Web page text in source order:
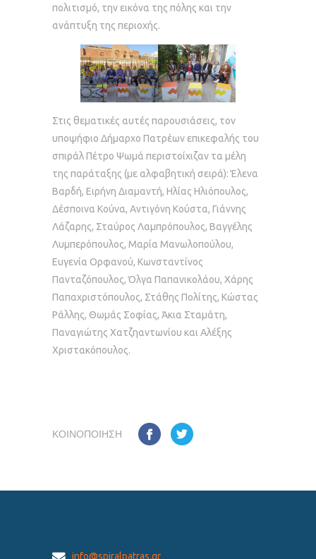
πολιτισμό, την εικόνα της πόλης και την
ανάπτυξη της περιοχής.
Στις θεματικές αυτές παρουσιάσεις, τον
υποψήφιο Δήμαρχο Πατρέων επικεφαλής του
σπιράλ Πέτρο Ψωμά περιστοίχιζαν τα μέλη
της παράταξης (με αλφαβητική σειρά): Έλενα
Βαρδή, Ειρήνη Διαμαντή, Ηλίας Ηλιόπουλος,
Δέσποινα Κούνα, Αντιγόνη Κούστα, Γιάννης
Λάζαρης, Σταύρος Λαμπρόπουλος, Βαγγέλης
Λυμπερόπουλος, Μαρία Μανωλοπούλου,
Ευγενία Ορφανού, Κωνσταντίνος
Πανταζόπουλος, Όλγα Παπανικολάου, Χάρης
Παπαχριστόπουλος, Στάθης Πολίτης, Κώστας
Ράλλης, Θωμάς Σοφίας, Άκια Σταμάτη,
Παναγιώτης Χατζηαντωνίου και Αλέξης
Χριστακόπουλος.
ΚΟΙΝΟΠΟΊΗΣΗ
info@spiralpatras.gr